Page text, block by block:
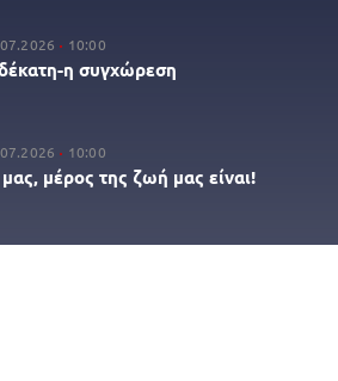
10:00
η συγχώρεση
10:00
μέρος της ζωή μας είναι!